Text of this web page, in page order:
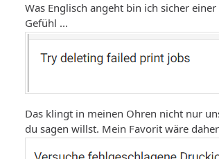
Was Englisch angeht bin ich sicher
Gefühl ...
Das klingt in meinen Ohren nicht nur
du sagen willst. Mein Favorit wäre